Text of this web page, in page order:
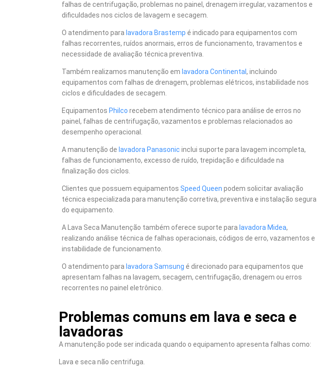
falhas de centrifugação, problemas no painel, drenagem irregular, vazamentos e
dificuldades nos ciclos de lavagem e secagem.
O atendimento para lavadora Brastemp é indicado para equipamentos com
falhas recorrentes, ruídos anormais, erros de funcionamento, travamentos e
necessidade de avaliação técnica preventiva.
Também realizamos manutenção em lavadora Continental, incluindo
equipamentos com falhas de drenagem, problemas elétricos, instabilidade nos
ciclos e dificuldades de secagem.
Equipamentos Philco recebem atendimento técnico para análise de erros no
painel, falhas de centrifugação, vazamentos e problemas relacionados ao
desempenho operacional.
A manutenção de lavadora Panasonic inclui suporte para lavagem incompleta,
falhas de funcionamento, excesso de ruído, trepidação e dificuldade na
finalização dos ciclos.
Clientes que possuem equipamentosSpeed Queen podem solicitar avaliação
técnica especializada para manutenção corretiva, preventiva e instalação segura
do equipamento.
A Lava Seca Manutenção também oferece suporte para lavadora Midea,
realizando análise técnica de falhas operacionais, códigos de erro, vazamentos e
instabilidade de funcionamento.
O atendimento para lavadora Samsung é direcionado para equipamentos que
apresentam falhas na lavagem, secagem, centrifugação, drenagem ou erros
recorrentes no painel eletrônico.
Problemas comuns em lava e seca e
lavadoras
A manutenção pode ser indicada quando o equipamento apresenta falhas como:
Lava e seca não centrifuga.